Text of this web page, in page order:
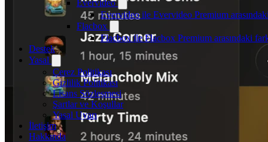
Evervideo
Evervideo ile Evervideo Premium
Flacbox
Flacbox ile Flacbox Premium arasındaki
Destek
Yasal
Çerez Politikası
Gizlilik Politikası
Lisans Sözleşmesi
Şartlar ve Koşullar
Yasal Uyarı
İletişim
Hakkında